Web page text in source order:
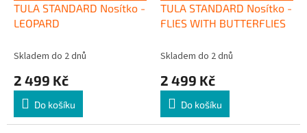
TULA STANDARD Nosítko -
LEOPARD
Skladem do 2 dnů
2 499 Kč
Do košíku
TULA STANDARD Nosítko -
FLIES WITH BUTTERFLIES
Skladem do 2 dnů
2 499 Kč
Do košíku